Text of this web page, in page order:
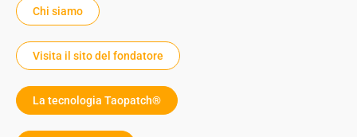
Chi siamo
Visita il sito del fondatore
La tecnologia Taopatch®